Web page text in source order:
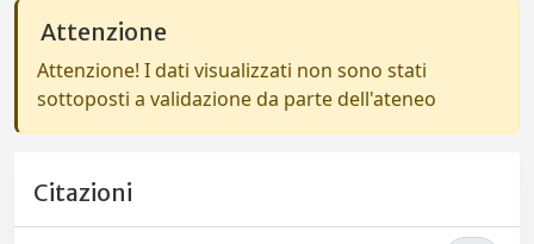
Attenzione
Attenzione! I dati visualizzati non sono stati
sottoposti a validazione da parte dell'ateneo
Citazioni